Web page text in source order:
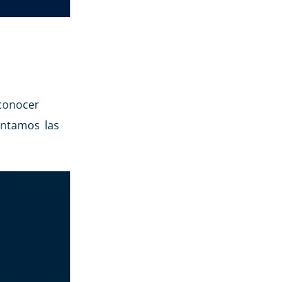
las